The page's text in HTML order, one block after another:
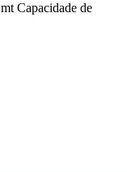
Capacidade de